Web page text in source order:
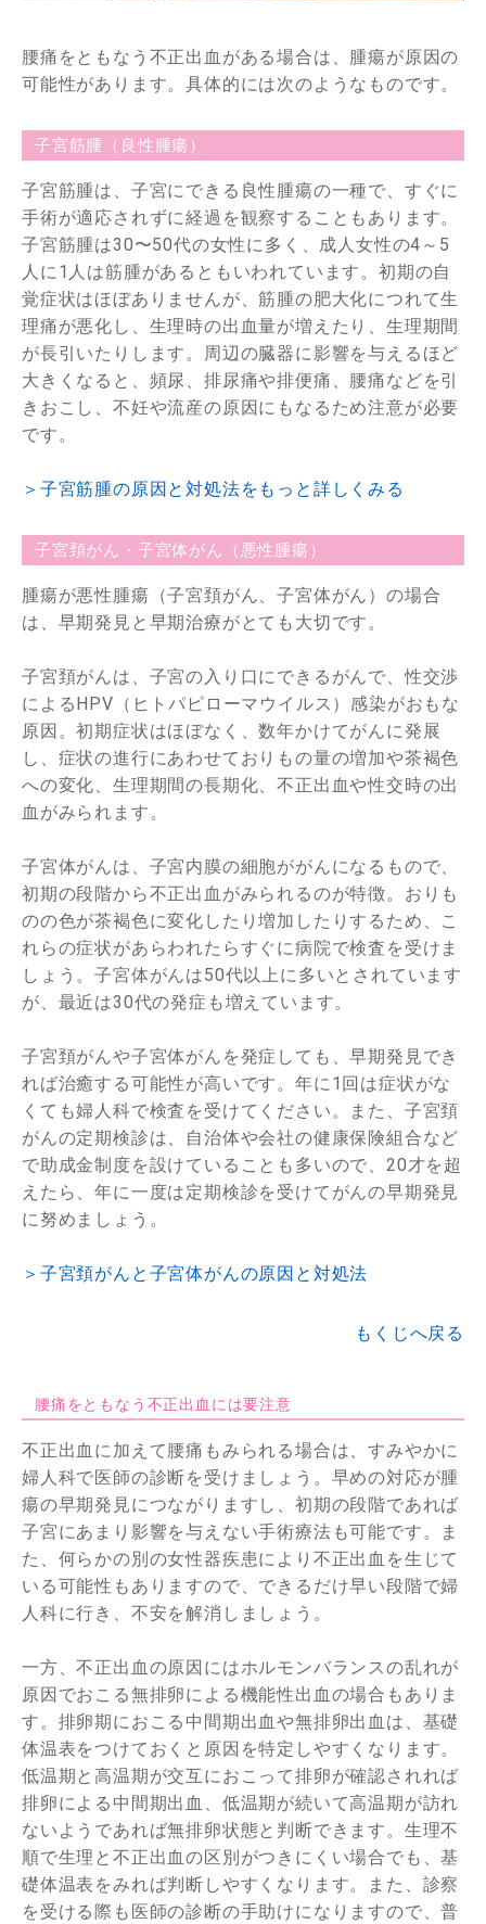
腰痛をともなう不正出血がある場合は、腫瘍が原因の
可能性があります。具体的には次のようなものです。
子宮筋腫（良性腫瘍）
子宮筋腫は、子宮にできる良性腫瘍の一種で、すぐに
手術が適応されずに経過を観察することもあります。
子宮筋腫は30〜50代の女性に多く、成人女性の4～5
人に1人は筋腫があるともいわれています。初期の自
覚症状はほぼありませんが、筋腫の肥大化につれて生
理痛が悪化し、生理時の出血量が増えたり、生理期間
が長引いたりします。周辺の臓器に影響を与えるほど
大きくなると、頻尿、排尿痛や排便痛、腰痛などを引
きおこし、不妊や流産の原因にもなるため注意が必要
です。
＞子宮筋腫の原因と対処法をもっと詳しくみる
子宮頚がん・子宮体がん（悪性腫瘍）
腫瘍が悪性腫瘍（子宮頚がん、子宮体がん）の場合
は、早期発見と早期治療がとても大切です。
子宮頚がんは、子宮の入り口にできるがんで、性交渉
によるHPV（ヒトパピローマウイルス）感染がおもな
原因。初期症状はほぼなく、数年かけてがんに発展
し、症状の進行にあわせておりもの量の増加や茶褐色
への変化、生理期間の長期化、不正出血や性交時の出
血がみられます。
子宮体がんは、子宮内膜の細胞ががんになるもので、
初期の段階から不正出血がみられるのが特徴。おりも
のの色が茶褐色に変化したり増加したりするため、こ
れらの症状があらわれたらすぐに病院で検査を受けま
しょう。子宮体がんは50代以上に多いとされています
が、最近は30代の発症も増えています。
子宮頚がんや子宮体がんを発症しても、早期発見でき
れば治癒する可能性が高いです。年に1回は症状がな
くても婦人科で検査を受けてください。また、子宮頚
がんの定期検診は、自治体や会社の健康保険組合など
で助成金制度を設けていることも多いので、20才を超
えたら、年に一度は定期検診を受けてがんの早期発見
に努めましょう。
＞子宮頚がんと子宮体がんの原因と対処法
もくじへ戻る
腰痛をともなう不正出血には要注意
不正出血に加えて腰痛もみられる場合は、すみやかに
婦人科で医師の診断を受けましょう。早めの対応が腫
瘍の早期発見につながりますし、初期の段階であれば
子宮にあまり影響を与えない手術療法も可能です。ま
た、何らかの別の女性器疾患により不正出血を生じて
いる可能性もありますので、できるだけ早い段階で婦
人科に行き、不安を解消しましょう。
一方、不正出血の原因にはホルモンバランスの乱れが
原因でおこる無排卵による機能性出血の場合もありま
す。排卵期におこる中間期出血や無排卵出血は、基礎
体温表をつけておくと原因を特定しやすくなります。
低温期と高温期が交互におこって排卵が確認されれば
排卵による中間期出血、低温期が続いて高温期が訪れ
ないようであれば無排卵状態と判断できます。生理不
順で生理と不正出血の区別がつきにくい場合でも、基
礎体温表をみれば判断しやすくなります。また、診察
を受ける際も医師の診断の手助けになりますので、普